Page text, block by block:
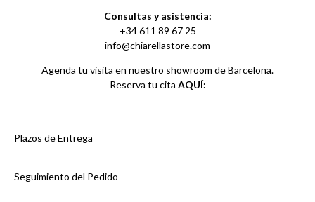
Consultas y asistencia:
+34 611 89 67 25
info@chiarellastore.com
Agenda tu visita en nuestro showroom de Barcelona.
Reserva tu cita AQUÍ:
Plazos de Entrega
Seguimiento del Pedido